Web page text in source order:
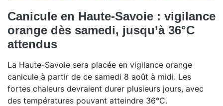
Canicule en Haute-Savoie : vigilance
orange dès samedi, jusqu’à 36°C
attendus
La Haute-Savoie sera placée en vigilance orange
canicule à partir de ce samedi 8 août à midi. Les
fortes chaleurs devraient durer plusieurs jours, avec
des températures pouvant atteindre 36°C.